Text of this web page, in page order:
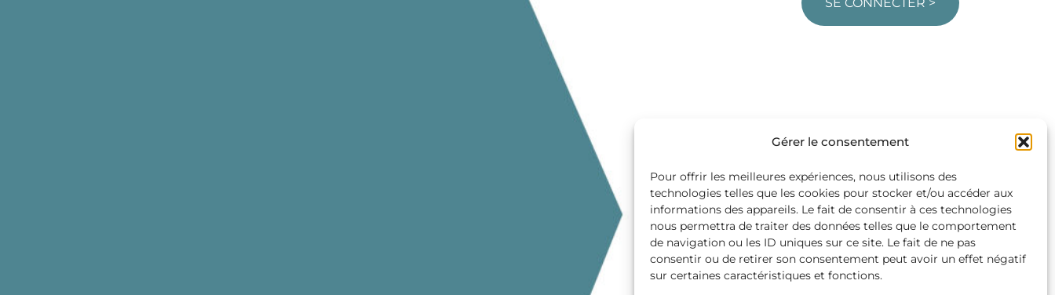
Gérer le consentement
Pour offrir les meilleures expériences, nous utilisons des
technologies telles que les cookies pour stocker et/ou accéder aux
informations des appareils. Le fait de consentir à ces technologies
nous permettra de traiter des données telles que le comportement
de navigation ou les ID uniques sur ce site. Le fait de ne pas
consentir ou de retirer son consentement peut avoir un effet négatif
sur certaines caractéristiques et fonctions.
SE CONNECTER >